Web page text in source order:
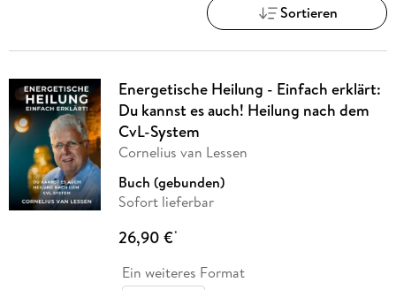
Sortieren
Energetische Heilung - Einfach erklärt:
Du kannst es auch! Heilung nach dem
CvL-System
Cornelius van Lessen
Buch (gebunden)
Sofort lieferbar
26,90 €*
Ein weiteres Format